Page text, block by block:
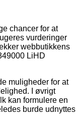
chancer for at
vurderinger
webbutikkens
LiHD
muligheder for at
I øvrigt
kan formulere en
burde udnyttes